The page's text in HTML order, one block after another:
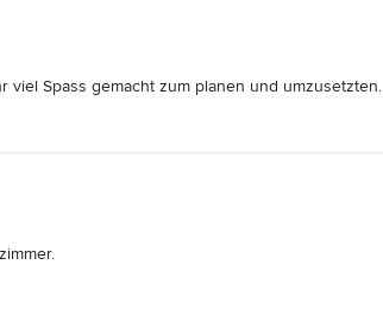
Spass gemacht zum planen und umzusetzten.